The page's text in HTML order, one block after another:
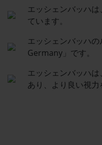
エッシェンバッハ
ています。
エッシェンバッハ
Germany」です。
エッシェンバッハ
あり、より良い視力